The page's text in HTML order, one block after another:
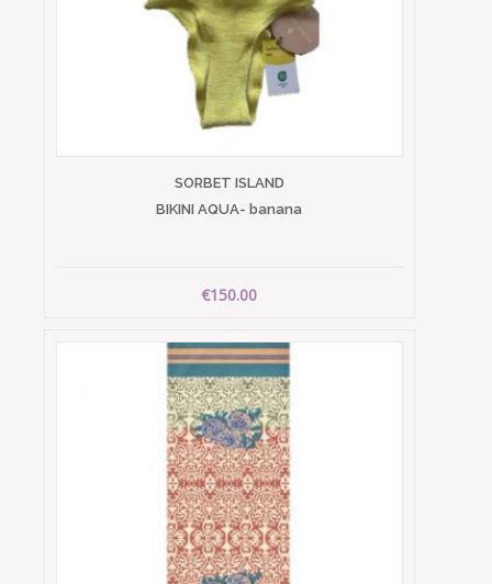
SORBET ISLAND
BIKINI AQUA- banana
€150.00